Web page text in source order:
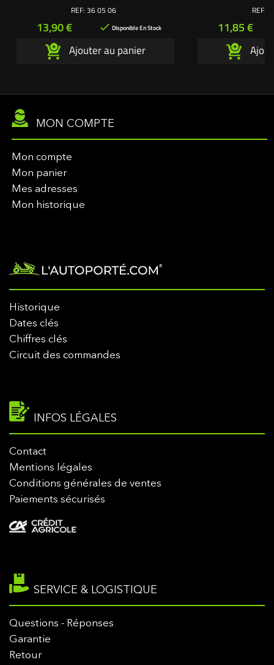
tondeuse autoportée.
REF: 36 05 06
Prix
13,90 €  Disponible En Stock
Ajouter au panier
Castelgarden,
REF:
Prix
11,85 €
MON COMPTE
Mon compte
Mon panier
Mes adresses
Mon historique
Historique
Dates clés
Chiffres clés
Circuit des commandes
INFOS LÉGALES
Contact
Mentions légales
Conditions générales de ventes
Paiements sécurisés
SERVICE & LOGISTIQUE
Questions - Réponses
Garantie
Retour